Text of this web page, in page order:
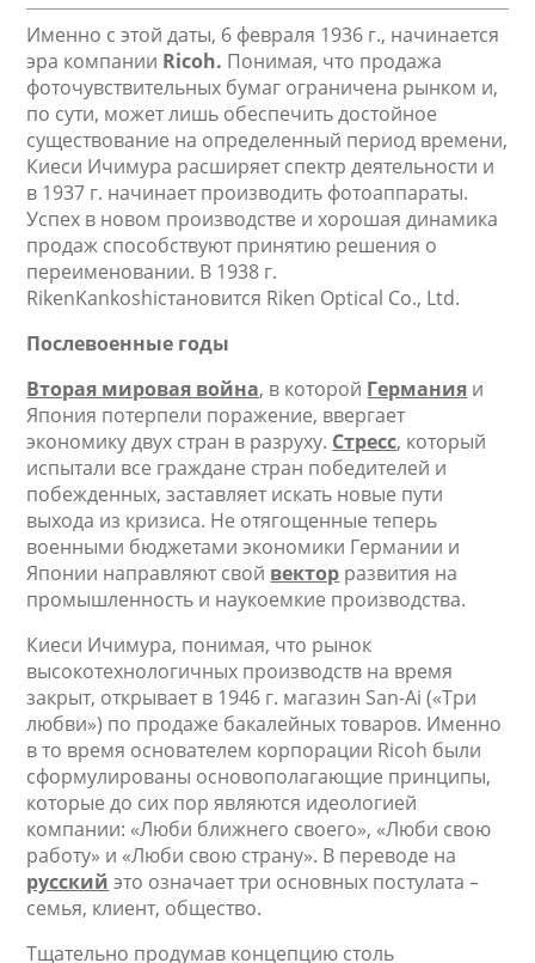
Именно с этой даты, 6 февраля 1936 г., начинается
эра компании Ricoh. Понимая, что продажа
фоточувствительных бумаг ограничена рынком и,
по сути, может лишь обеспечить достойное
существование на определенный период времени,
Киеси Ичимура расширяет спектр деятельности и
в 1937 г. начинает производить фотоаппараты.
Успех в новом производстве и хорошая динамика
продаж способствуют принятию решения о
переименовании. В 1938 г.
RikenKankoshiстановится Riken Optical Co., Ltd.
Послевоенные годы
Вторая мировая война, в которой Германия и
Япония потерпели поражение, ввергает
экономику двух стран в разруху. Стресс, который
испытали все граждане стран победителей и
побежденных, заставляет искать новые пути
выхода из кризиса. Не отягощенные теперь
военными бюджетами экономики Германии и
Японии направляют свой вектор развития на
промышленность и наукоемкие производства.
Киеси Ичимура, понимая, что рынок
высокотехнологичных производств на время
закрыт, открывает в 1946 г. магазин San-Ai («Три
любви») по продаже бакалейных товаров. Именно
в то время основателем корпорации Ricoh были
сформулированы основополагающие принципы,
которые до сих пор являются идеологией
компании: «Люби ближнего своего», «Люби свою
работу» и «Люби свою страну». В переводе на
русский это означает три основных постулата –
семья, клиент, общество.
Тщательно продумав концепцию столь